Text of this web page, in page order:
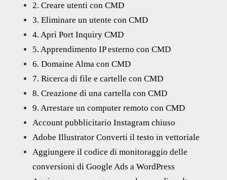
2. Creare utenti con CMD
3. Eliminare un utente con CMD
4. Apri Port Inquiry CMD
5. Apprendimento IP esterno con CMD
6. Domaine Alma con CMD
7. Ricerca di file e cartelle con CMD
8. Creazione di una cartella con CMD
9. Arrestare un computer remoto con CMD
Account pubblicitario Instagram chiuso
Adobe Illustrator Converti il testo in vettoriale
Aggiungere il codice di monitoraggio delle
conversioni di Google Ads a WordPress